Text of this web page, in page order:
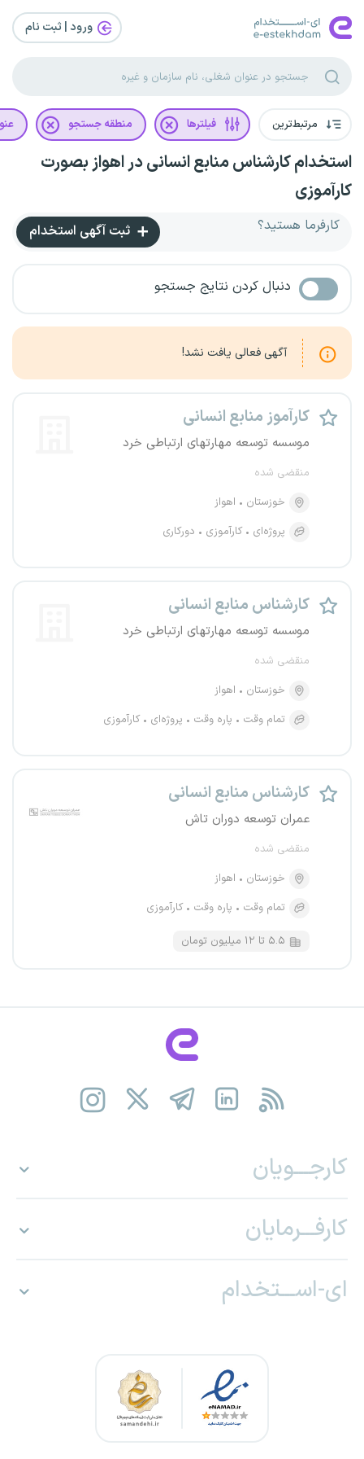
ورود | ثبت‌ نام
مرتبط‌ترین فیلترها منطقه جستجو
استخدام کارشناس منابع انسانی در اهواز بصورت
کارآموزی
کارفرما هستید؟ ثبت آگهی استخدام
دنبال کردن نتایج جستجو
آگهی فعالی یافت نشد!
کارآموز منابع انسانی
موسسه توسعه مهارتهای ارتباطی خرد
منقضی شده
خوزستان
اهواز
پروژه‌ای
کارآموزی دورکاری
کارشناس منابع انسانی
موسسه توسعه مهارتهای ارتباطی خرد
منقضی شده
خوزستان
اهواز
تمام وقت
پاره وقت پروژه‌ای کارآموزی
کارشناس منابع انسانی
عمران توسعه دوران تاش
منقضی شده
خوزستان
اهواز
تمام وقت
پاره وقت کارآموزی
۵.۵ تا ۱۲ میلیون تومان
کارجـــویان
کارفـــرمایان
ای-اســـتخدام